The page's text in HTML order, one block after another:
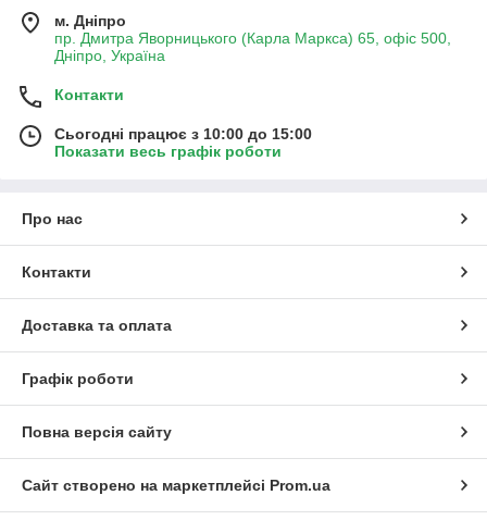
м. Дніпро
пр. Дмитра Яворницького (Карла Маркса) 65, офіс 500,
Дніпро, Україна
Контакти
Сьогодні працює з 10:00 до 15:00
Показати весь графік роботи
Про нас
Контакти
Доставка та оплата
Графік роботи
Повна версія сайту
Сайт створено на маркетплейсі Prom.ua